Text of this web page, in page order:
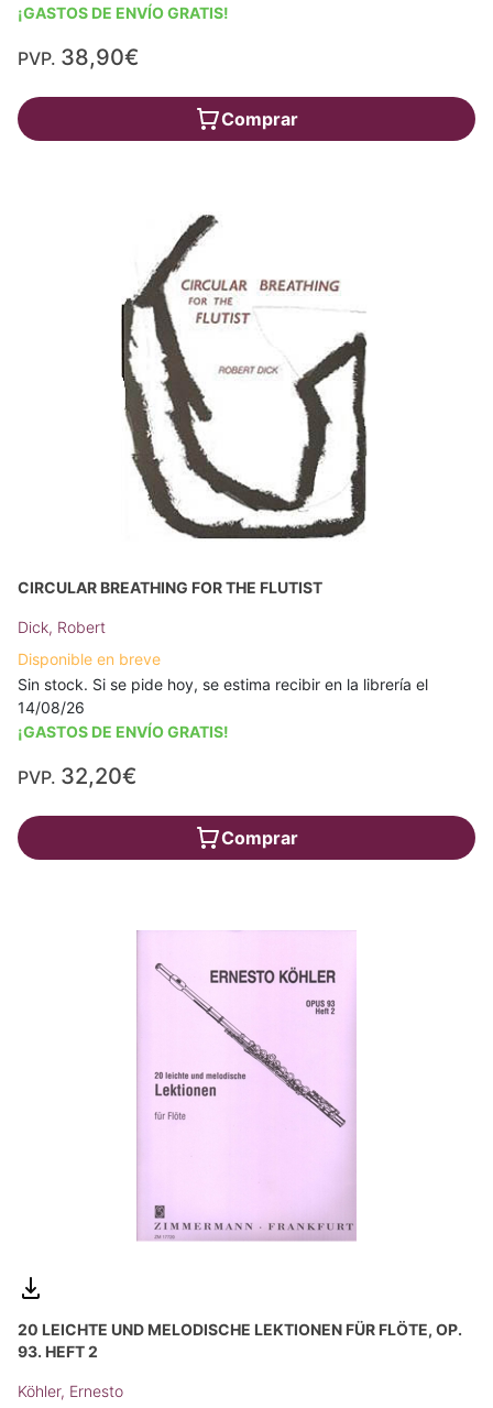
¡GASTOS DE ENVÍO GRATIS!
PVP. 38,90€
Comprar
CIRCULAR BREATHING FOR THE FLUTIST
Dick, Robert
Disponible en breve
Sin stock. Si se pide hoy, se estima recibir en la librería el
14/08/26
¡GASTOS DE ENVÍO GRATIS!
PVP. 32,20€
Comprar
20 LEICHTE UND MELODISCHE LEKTIONEN FÜR FLÖTE, OP.
93. HEFT 2
Köhler, Ernesto